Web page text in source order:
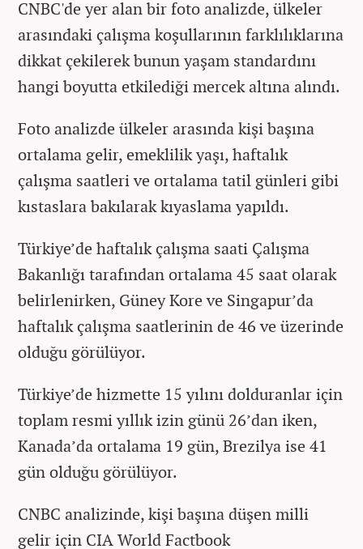
CNBC'de yer alan bir foto analizde, ülkeler
arasındaki çalışma koşullarının farklılıklarına
dikkat çekilerek bunun yaşam standardını
hangi boyutta etkilediği mercek altına alındı.
Foto analizde ülkeler arasında kişi başına
ortalama gelir, emeklilik yaşı, haftalık
çalışma saatleri ve ortalama tatil günleri gibi
kıstaslara bakılarak kıyaslama yapıldı.
Türkiye’de haftalık çalışma saati Çalışma
Bakanlığı tarafından ortalama 45 saat olarak
belirlenirken, Güney Kore ve Singapur’da
haftalık çalışma saatlerinin de 46 ve üzerinde
olduğu görülüyor.
Türkiye’de hizmette 15 yılını dolduranlar için
toplam resmi yıllık izin günü 26’dan iken,
Kanada’da ortalama 19 gün, Brezilya ise 41
gün olduğu görülüyor.
CNBC analizinde, kişi başına düşen milli
gelir için CIA World Factbook